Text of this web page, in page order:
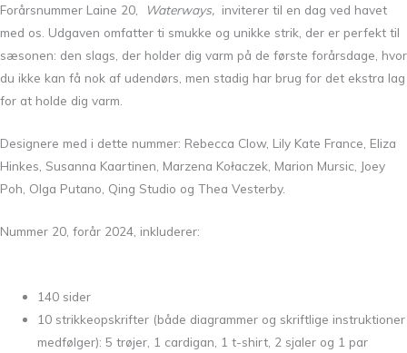
Forårsnummer Laine 20, Waterways, inviterer til en dag ved havet
med os. Udgaven omfatter ti smukke og unikke strik, der er perfekt til
sæsonen: den slags, der holder dig varm på de første forårsdage, hvor
du ikke kan få nok af udendørs, men stadig har brug for det ekstra lag
for at holde dig varm.
Designere med i dette nummer: Rebecca Clow, Lily Kate France, Eliza
Hinkes, Susanna Kaartinen, Marzena Kołaczek, Marion Mursic, Joey
Poh, Olga Putano, Qing Studio og Thea Vesterby.
Nummer 20, forår 2024, inkluderer:
140 sider
10 strikkeopskrifter (både diagrammer og skriftlige instruktioner
medfølger): 5 trøjer, 1 cardigan, 1 t-shirt, 2 sjaler og 1 par